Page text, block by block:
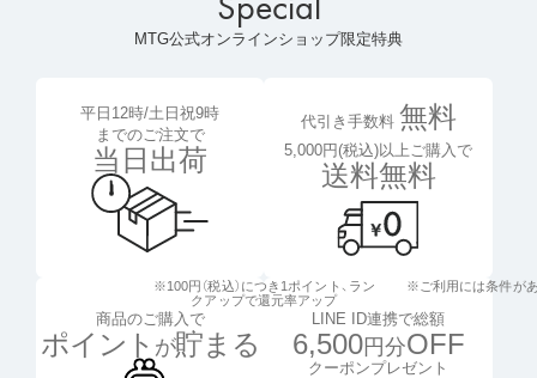
MTG公式オンラインショップ限定特典
平日12時/土日祝9時
までのご注文で
当日出荷
代引き手数料 無料
5,000円(税込)以上ご購入で
送料無料
商品のご購入で
ポイント が貯まる
※100円（税込）につき1ポイント、 ラン
クアップで還元率アップ
LINE ID連携で総額
6,500円分OFF
クーポンプレゼント
※ご利用には条件が